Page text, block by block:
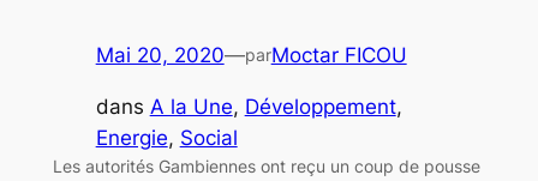
Mai 20, 2020—parMoctar FICOU
dans A la Une, Développement
Energie, Social
Les autorités Gambiennes ont reçu un coup de pousse